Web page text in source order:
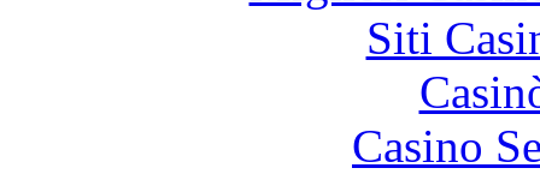
Siti
Casino